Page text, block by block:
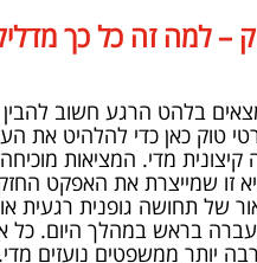
– למה זה כל כך
בלהט הרגע חשוב להבין
טוק כאן כדי להלהיט את
מדי. המציאות
זו שמייצרת את האפקט
של תחושה גופנית רגעית
בראש במהלך היום. כל
יותר ממשפטים נועזים